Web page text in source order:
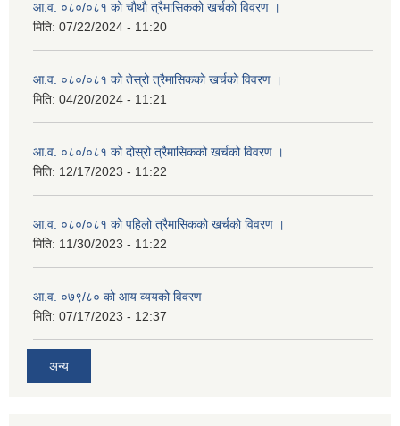
आ.व. ०८०/०८१ को चाैथाै त्रैमासिकको खर्चको विवरण ।
मिति: 07/22/2024 - 11:20
आ.व. ०८०/०८१ को तेस्रो त्रैमासिकको खर्चको विवरण ।
मिति: 04/20/2024 - 11:21
आ.व. ०८०/०८१ को दोस्रो त्रैमासिकको खर्चको विवरण ।
मिति: 12/17/2023 - 11:22
आ.व. ०८०/०८१ को पहिलो त्रैमासिकको खर्चको विवरण ।
मिति: 11/30/2023 - 11:22
आ.व. ०७९/८० को आय व्ययको विवरण
मिति: 07/17/2023 - 12:37
अन्य